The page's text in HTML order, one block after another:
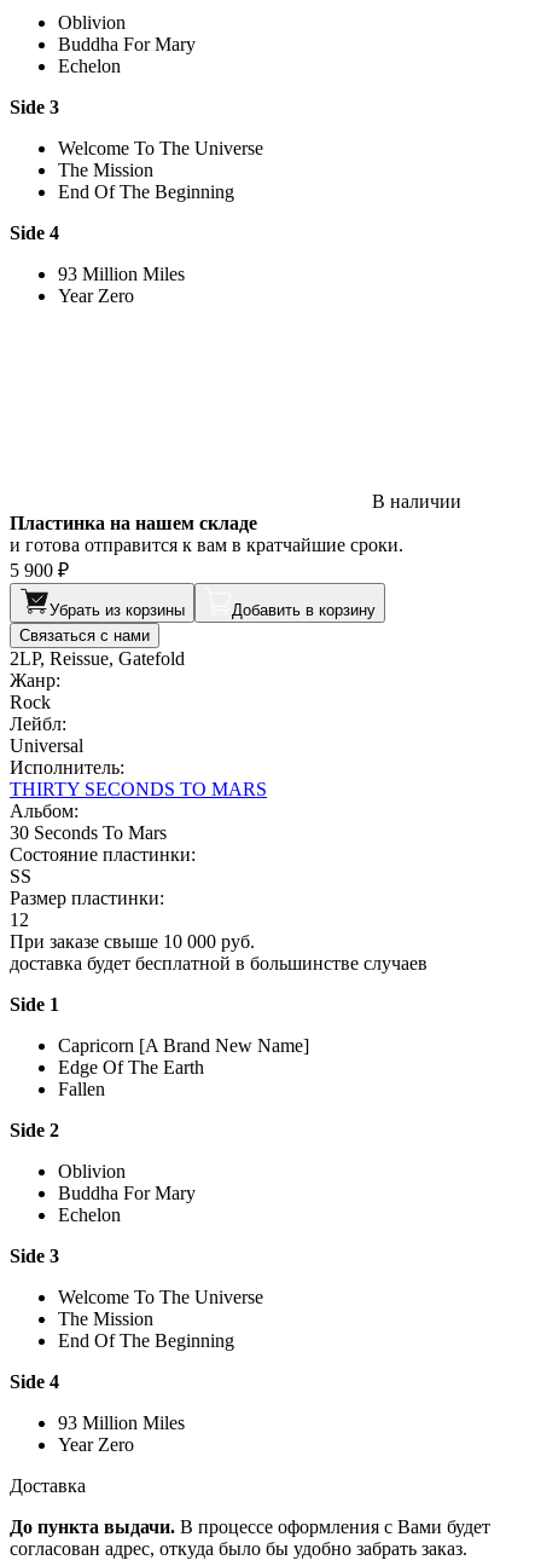
Oblivion
Buddha For Mary
Echelon
Side 3
Welcome To The Universe
The Mission
End Of The Beginning
Side 4
93 Million Miles
Year Zero
В наличии
Пластинка на нашем складе
и готова отправится к вам в кратчайшие сроки.
5 900 ₽
Убрать из корзины
Добавить в корзину
Связаться с нами
2LP, Reissue, Gatefold
Жанр:
Rock
Лейбл:
Universal
Исполнитель:
THIRTY SECONDS TO MARS
Альбом:
30 Seconds To Mars
Состояние пластинки:
SS
Размер пластинки:
12
При заказе свыше 10 000 руб.
доставка будет бесплатной в большинстве случаев
Side 1
Capricorn [A Brand New Name]
Edge Of The Earth
Fallen
Side 2
Oblivion
Buddha For Mary
Echelon
Side 3
Welcome To The Universe
The Mission
End Of The Beginning
Side 4
93 Million Miles
Year Zero
Доставка
До пункта выдачи. В процессе оформления с Вами будет
согласован адрес, откуда было бы удобно забрать заказ.